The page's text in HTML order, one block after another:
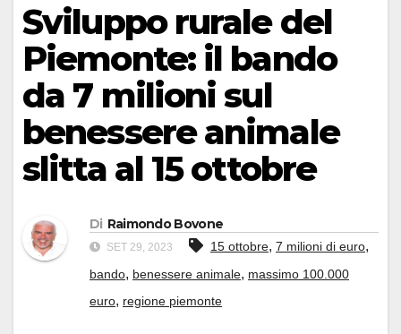
Sviluppo rurale del
Piemonte: il bando
da 7 milioni sul
benessere animale
slitta al 15 ottobre
Di Raimondo Bovone
SET 29, 2023 15 ottobre, 7 milioni di euro,
bando, benessere animale, massimo 100.000
euro, regione piemonte